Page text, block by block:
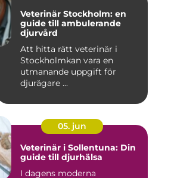
Veterinär Stockholm: en
guide till ambulerande
djurvård
Att hitta rätt veterinär i
Stockholmkan vara en
utmanande uppgift för
djurägare ...
05. jun
Veterinär i Sollentuna: Din
guide till djurhälsa
I dagens moderna